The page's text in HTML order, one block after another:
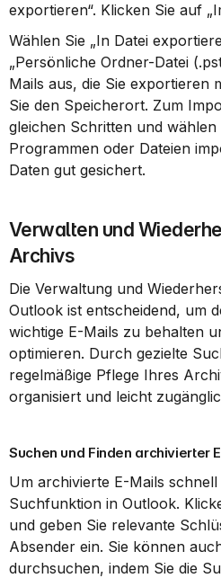
exportieren“. Klicken Sie auf
Wählen Sie „In Datei
„Persönliche Ordner-Datei
Mails aus, die Sie exportieren
Sie den Speicherort. Zum
gleichen Schritten und wählen
Programmen oder Dateien
Daten gut gesichert.
Verwalten und
Archivs
Die Verwaltung und
Outlook ist entscheidend, um
wichtige E-Mails zu behalten
optimieren. Durch gezielte
regelmäßige Pflege Ihres
organisiert und leicht
Suchen und Finden archivierter
Um archivierte E-Mails
Suchfunktion in Outlook.
und geben Sie relevante
Absender ein. Sie können
durchsuchen, indem Sie die